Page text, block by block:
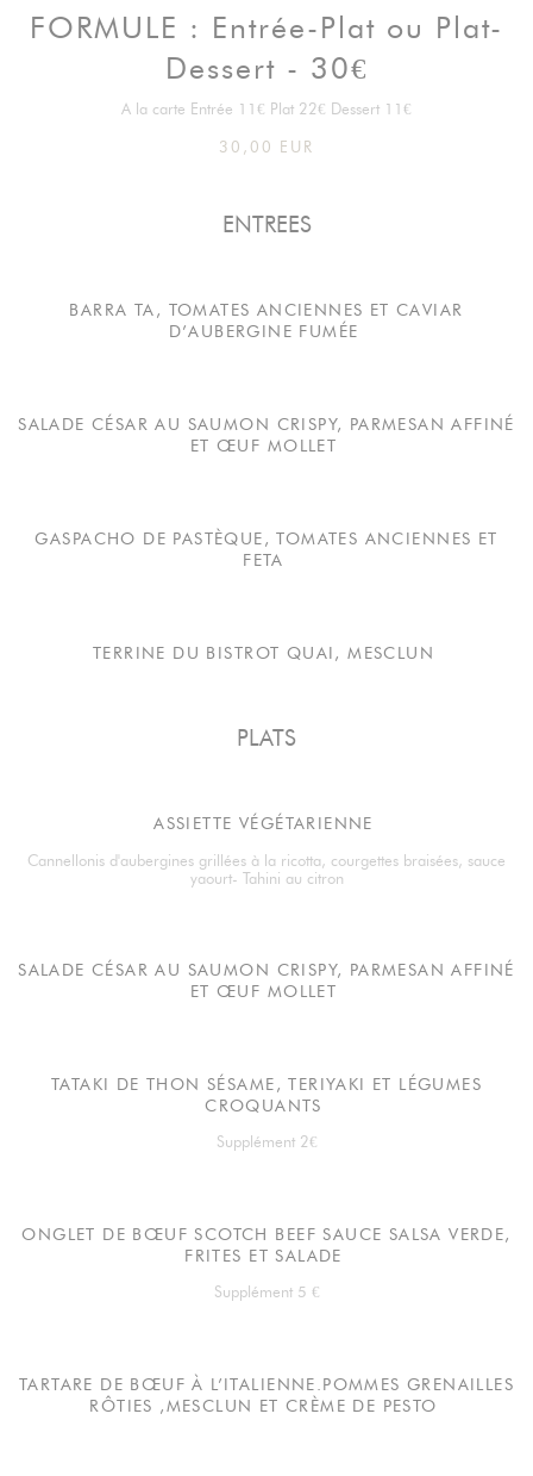
FORMULE : Entrée-Plat ou Plat-
Dessert - 30€
A la carte Entrée 11€ Plat 22€ Dessert 11€
30,00 EUR
ENTREES
BARRA TA, TOMATES ANCIENNES ET CAVIAR
D’AUBERGINE FUMÉE
SALADE CÉSAR AU SAUMON CRISPY, PARMESAN AFFINÉ
ET ŒUF MOLLET
GASPACHO DE PASTÈQUE, TOMATES ANCIENNES ET
FETA
TERRINE DU BISTROT QUAI, MESCLUN
PLATS
ASSIETTE VÉGÉTARIENNE
Cannellonis d'aubergines grillées à la ricotta, courgettes braisées, sauce
yaourt- Tahini au citron
SALADE CÉSAR AU SAUMON CRISPY, PARMESAN AFFINÉ
ET ŒUF MOLLET
TATAKI DE THON SÉSAME, TERIYAKI ET LÉGUMES
CROQUANTS
Supplément 2€
ONGLET DE BŒUF SCOTCH BEEF SAUCE SALSA VERDE,
FRITES ET SALADE
Supplément 5 €
TARTARE DE BŒUF À L’ITALIENNE.POMMES GRENAILLES
RÔTIES ,MESCLUN ET CRÈME DE PESTO